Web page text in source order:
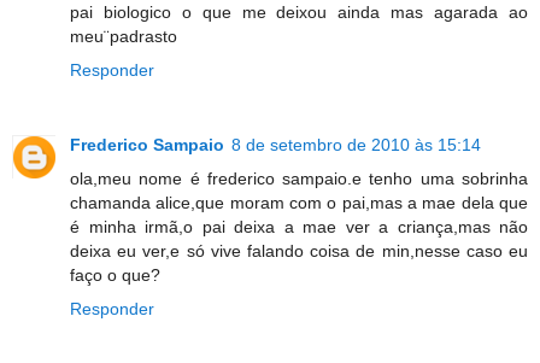
pai biologico o que me deixou ainda mas agarada ao
meu¨padrasto
Responder
Frederico Sampaio 8 de setembro de 2010 às 15:14
ola,meu nome é frederico sampaio.e tenho uma sobrinha
chamanda alice,que moram com o pai,mas a mae dela que
é minha irmã,o pai deixa a mae ver a criança,mas não
deixa eu ver,e só vive falando coisa de min,nesse caso eu
faço o que?
Responder